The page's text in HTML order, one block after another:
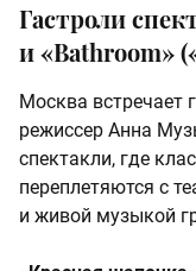
Гастроли
и «Bathroom»
Москва встречает
режиссер Анна
спектакли, где
переплетяются с
и живой музыкой